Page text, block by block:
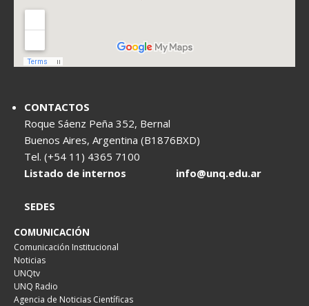
CONTACTOS
Roque Sáenz Peña 352, Bernal
Buenos Aires, Argentina (B1876BXD)
Tel. (+54 11) 4365 7100
Listado de internos
info@unq.edu.ar
SEDES
COMUNICACIÓN
Comunicación Institucional
Noticias
UNQtv
UNQ Radio
Agencia de Noticias Científicas